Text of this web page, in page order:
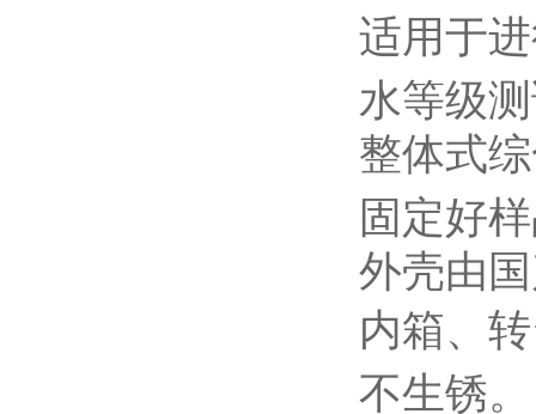
适用于
水等级
整体式
固定好
外壳由
内箱、
不生锈。